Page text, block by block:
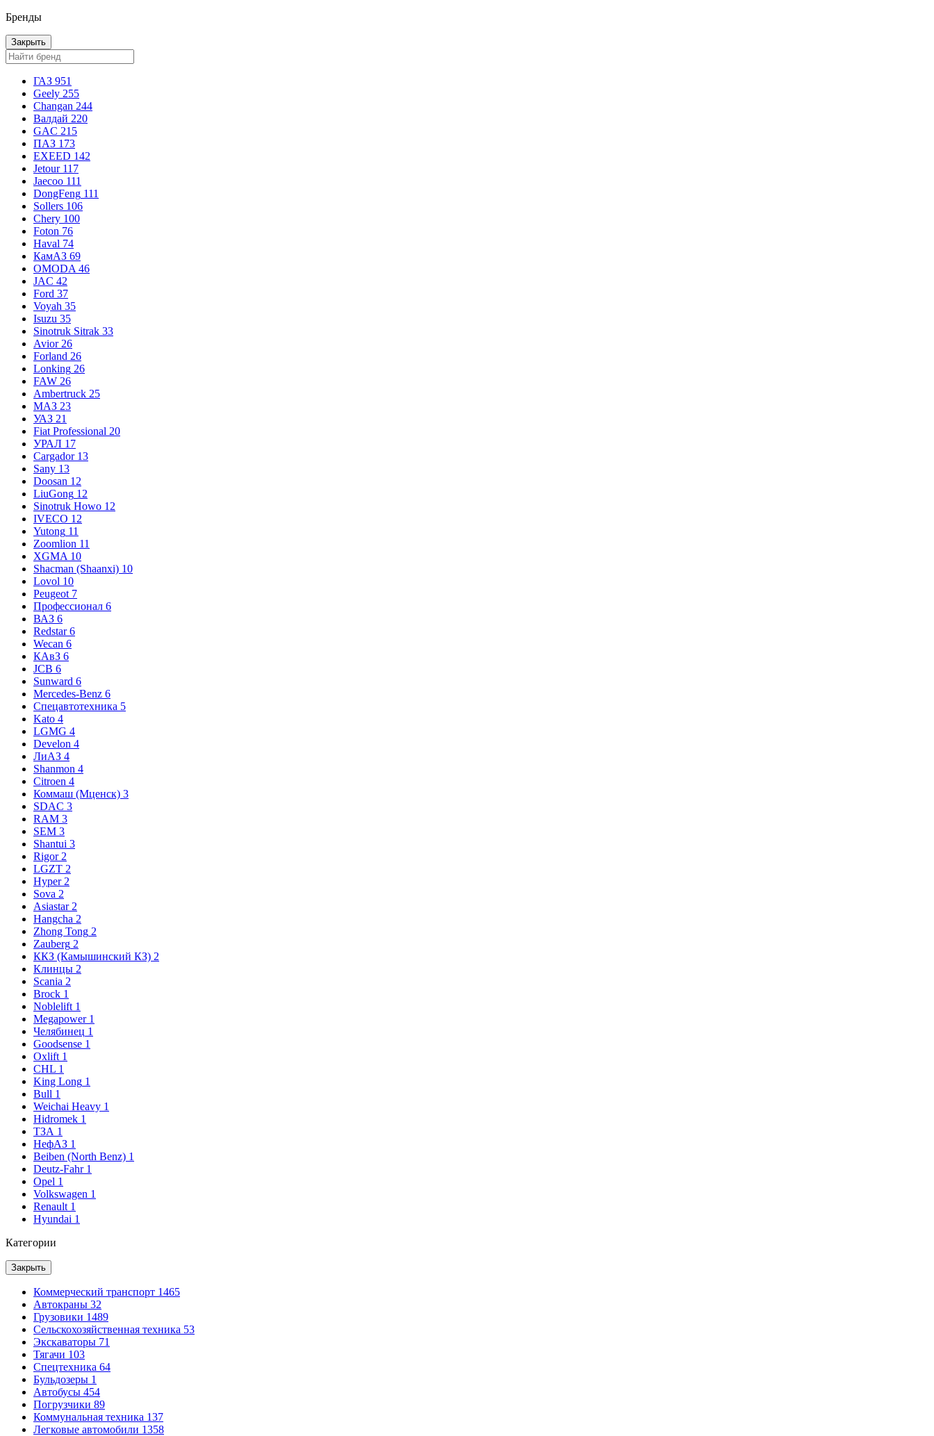
Бренды
Закрыть
ГАЗ 951
Geely 255
Changan 244
Валдай 220
GAC 215
ПАЗ 173
EXEED 142
Jetour 117
Jaecoo 111
DongFeng 111
Sollers 106
Chery 100
Foton 76
Haval 74
КамАЗ 69
OMODA 46
JAC 42
Ford 37
Voyah 35
Isuzu 35
Sinotruk Sitrak 33
Avior 26
Forland 26
Lonking 26
FAW 26
Ambertruck 25
МАЗ 23
УАЗ 21
Fiat Professional 20
УРАЛ 17
Cargador 13
Sany 13
Doosan 12
LiuGong 12
Sinotruk Howo 12
IVECO 12
Yutong 11
Zoomlion 11
XGMA 10
Shacman (Shaanxi) 10
Lovol 10
Peugeot 7
Профессионал 6
ВАЗ 6
Redstar 6
Wecan 6
КАвЗ 6
JCB 6
Sunward 6
Mercedes-Benz 6
Спецавтотехника 5
Kato 4
LGMG 4
Develon 4
ЛиАЗ 4
Shanmon 4
Citroen 4
Коммаш (Мценск) 3
SDAC 3
RAM 3
SEM 3
Shantui 3
Rigor 2
LGZT 2
Hyper 2
Sova 2
Asiastar 2
Hangcha 2
Zhong Tong 2
Zauberg 2
ККЗ (Камышинский КЗ) 2
Клинцы 2
Scania 2
Brock 1
Noblelift 1
Megapower 1
Челябинец 1
Goodsense 1
Oxlift 1
CHL 1
King Long 1
Bull 1
Weichai Heavy 1
Hidromek 1
ТЗА 1
НефАЗ 1
Beiben (North Benz) 1
Deutz-Fahr 1
Opel 1
Volkswagen 1
Renault 1
Hyundai 1
Категории
Закрыть
Коммерческий транспорт 1465
Автокраны 32
Грузовики 1489
Сельскохозяйственная техника 53
Экскаваторы 71
Тягачи 103
Спецтехника 64
Бульдозеры 1
Автобусы 454
Погрузчики 89
Коммунальная техника 137
Легковые автомобили 1358